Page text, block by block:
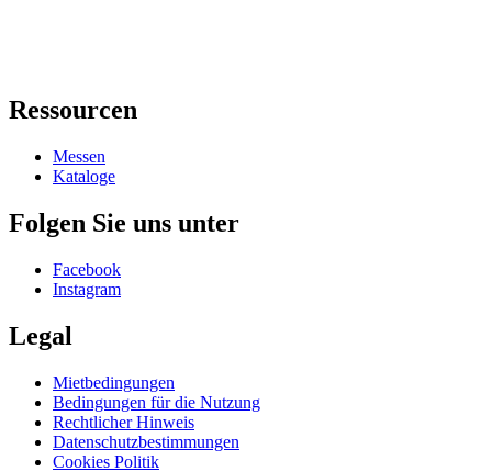
Ressourcen
Messen
Kataloge
Folgen Sie uns unter
Facebook
Instagram
Legal
Mietbedingungen
Bedingungen für die Nutzung
Rechtlicher Hinweis
Datenschutzbestimmungen
Cookies Politik